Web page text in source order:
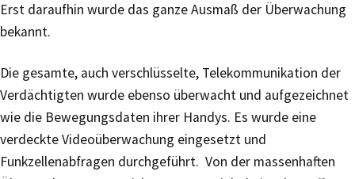
Erst daraufhin wurde das ganze Ausmaß der Überwachung
bekannt.
Die gesamte, auch verschlüsselte, Telekommunikation der
Verdächtigten wurde ebenso überwacht und aufgezeichnet
wie die Bewegungsdaten ihrer Handys. Es wurde eine
verdeckte Videoüberwachung eingesetzt und
Funkzellenabfragen durchgeführt. Von der massenhaften